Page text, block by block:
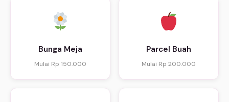
Bunga Meja
Mulai Rp 150.000
Parcel Buah
Mulai Rp 200.000